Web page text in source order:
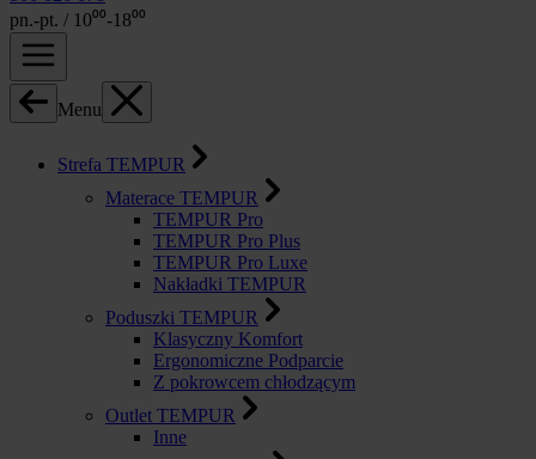
pn.-pt. / 10⁰⁰-18⁰⁰
Menu
Strefa TEMPUR
Materace TEMPUR
TEMPUR Pro
TEMPUR Pro Plus
TEMPUR Pro Luxe
Nakładki TEMPUR
Poduszki TEMPUR
Klasyczny Komfort
Ergonomiczne Podparcie
Z pokrowcem chłodzącym
Outlet TEMPUR
Inne